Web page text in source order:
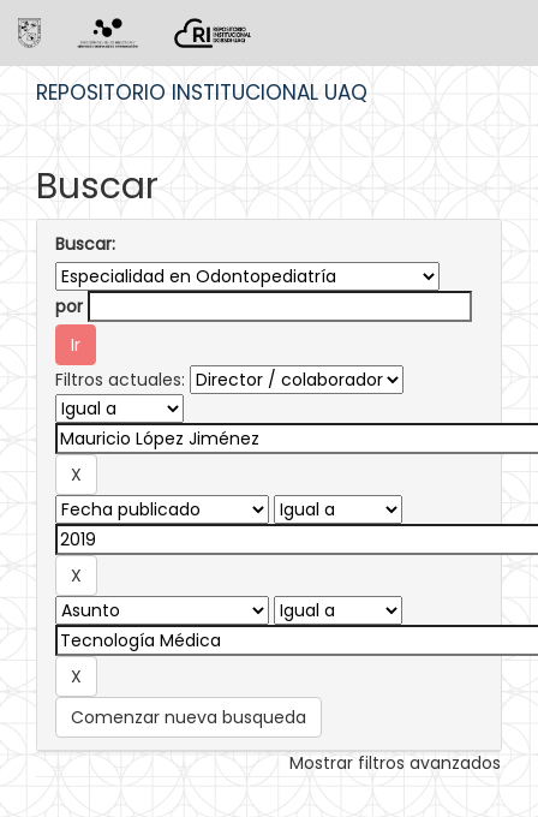
REPOSITORIO INSTITUCIONAL UAQ
Buscar
Buscar:
por
Filtros actuales:
Comenzar nueva busqueda
Mostrar filtros avanzados